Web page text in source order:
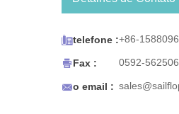
sistema de
água e
café
telefone :+86-
Fax : 0592-
o email :